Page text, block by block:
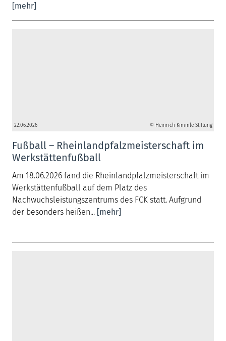
[mehr]
22.06.2026 © Heinrich Kimmle Stiftung
Fußball – Rheinlandpfalzmeisterschaft im
Werkstättenfußball
Am 18.06.2026 fand die Rheinlandpfalzmeisterschaft im
Werkstättenfußball auf dem Platz des
Nachwuchsleistungszentrums des FCK statt. Aufgrund
der besonders heißen... [mehr]